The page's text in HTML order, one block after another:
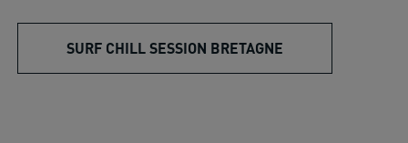
SURF CHILL SESSION BRETAGNE